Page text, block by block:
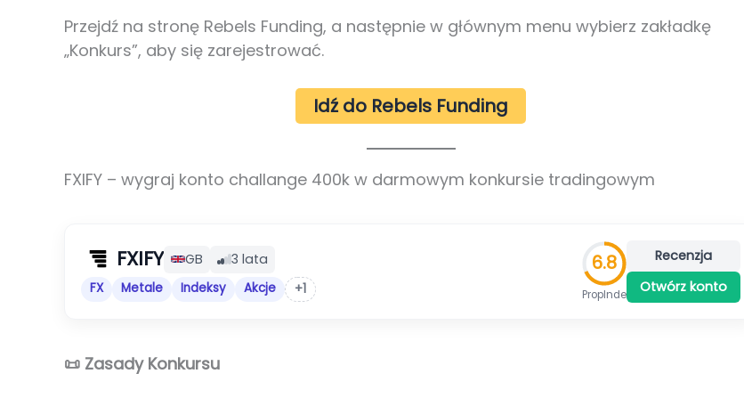
Przejdź na stronę Rebels Funding, a następnie w głównym menu wybierz zakładkę
„Konkurs”, aby się zarejestrować.
Idź do Rebels Funding
FXIFY – wygraj konto challange 400k w darmowym konkursie tradingowym
FXIFY GB 3 lata
FX Metale Indeksy Akcje +1
6.8
PropIndeks™
Recenzja
Otwórz konto
📜 Zasady Konkursu